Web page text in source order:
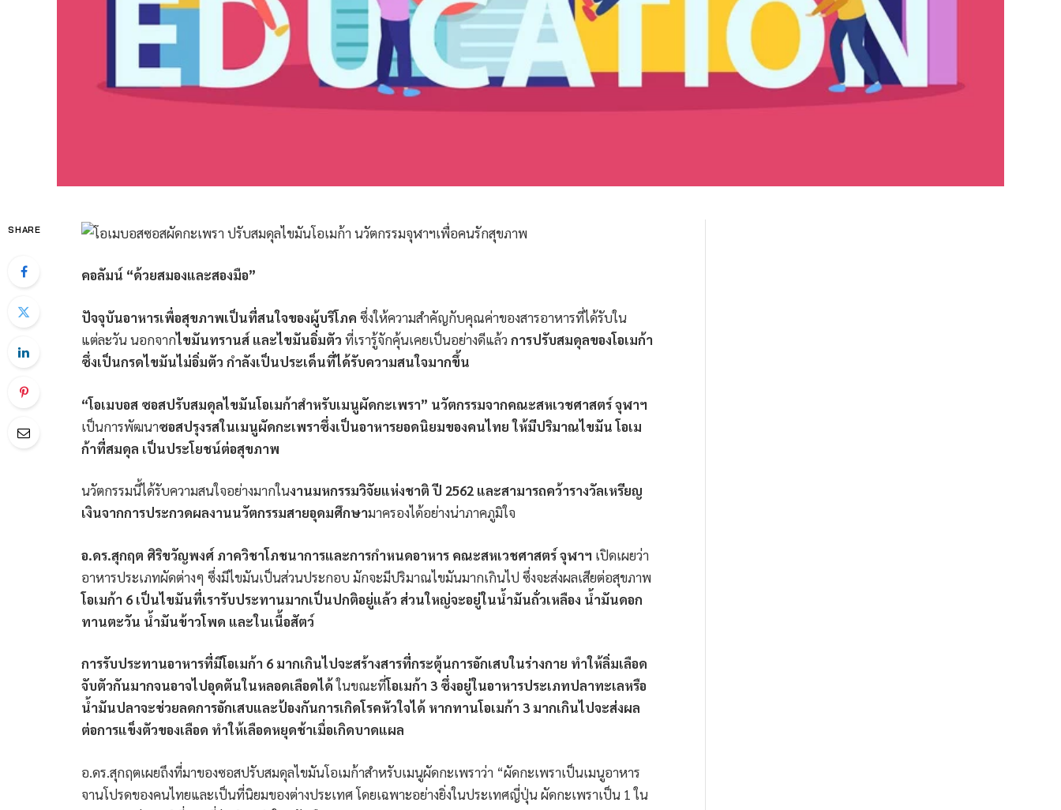
SHARE
คอลัมน์ “ด้วยสมองและสองมือ”
ปัจจุบันอาหารเพื่อสุขภาพเป็นที่สนใจของผู้บริโภค ซึ่งให้ความสำคัญกับคุณค่าของสารอาหารที่ได้รับใน
แต่ละวัน นอกจากไขมันทรานส์ และไขมันอิ่มตัว ที่เรารู้จักคุ้นเคยเป็นอย่างดีแล้ว การปรับสมดุลของโอเมก้า
ซึ่งเป็นกรดไขมันไม่อิ่มตัว กำลังเป็นประเด็นที่ได้รับความสนใจมากขึ้น
“โอเมบอส ซอสปรับสมดุลไขมันโอเมก้าสำหรับเมนูผัดกะเพรา” นวัตกรรมจากคณะสหเวชศาสตร์ จุฬาฯ
เป็นการพัฒนาซอสปรุงรสในเมนูผัดกะเพราซึ่งเป็นอาหารยอดนิยมของคนไทย ให้มีปริมาณไขมัน โอเม
ก้าที่สมดุล เป็นประโยชน์ต่อสุขภาพ
นวัตกรรมนี้ได้รับความสนใจอย่างมากในงานมหกรรมวิจัยแห่งชาติ ปี 2562 และสามารถคว้ารางวัลเหรียญ
เงินจากการประกวดผลงานนวัตกรรมสายอุดมศึกษามาครองได้อย่างน่าภาคภูมิใจ
อ.ดร.สุกฤต ศิริขวัญพงศ์ ภาควิชาโภชนาการและการกำหนดอาหาร คณะสหเวชศาสตร์ จุฬาฯ เปิดเผยว่า
อาหารประเภทผัดต่างๆ ซึ่งมีไขมันเป็นส่วนประกอบ มักจะมีปริมาณไขมันมากเกินไป ซึ่งจะส่งผลเสียต่อสุขภาพ
โอเมก้า 6 เป็นไขมันที่เรารับประทานมากเป็นปกติอยู่แล้ว ส่วนใหญ่จะอยู่ในน้ำมันถั่วเหลือง น้ำมันดอก
ทานตะวัน น้ำมันข้าวโพด และในเนื้อสัตว์
การรับประทานอาหารที่มีโอเมก้า 6 มากเกินไปจะสร้างสารที่กระตุ้นการอักเสบในร่างกาย ทำให้ลิ่มเลือด
จับตัวกันมากจนอาจไปอุดตันในหลอดเลือดได้ในขณะที่โอเมก้า 3 ซึ่งอยู่ในอาหารประเภทปลาทะเลหรือ
น้ำมันปลาจะช่วยลดการอักเสบและป้องกันการเกิดโรคหัวใจได้ หากทานโอเมก้า 3 มากเกินไปจะส่งผล
ต่อการแข็งตัวของเลือด ทำให้เลือดหยุดช้าเมื่อเกิดบาดแผล
อ.ดร.สุกฤตเผยถึงที่มาของซอสปรับสมดุลไขมันโอเมก้าสำหรับเมนูผัดกะเพราว่า “ผัดกะเพราเป็นเมนูอาหาร
จานโปรดของคนไทยและเป็นที่นิยมของต่างประเทศ โดยเฉพาะอย่างยิ่งในประเทศญี่ปุ่น ผัดกะเพราเป็น 1 ใน